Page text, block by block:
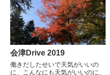
え渋滞していようとも。というこ
とで奈良市から市街地を避けつ
つ、観光しながら高野山に迫るル
ー...
会津Drive 2019
働きだしたせいで天気がいいの
に、こんなにも天気がいいのに、